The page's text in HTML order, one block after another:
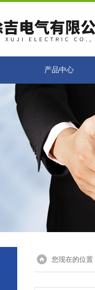
产品中心
您现在的位置